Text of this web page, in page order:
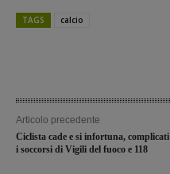
TAGS calcio
Articolo precedente
Ciclista cade e si infortuna, complicati
i soccorsi di Vigili del fuoco e 118